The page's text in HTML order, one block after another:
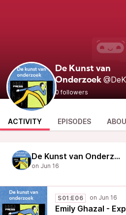
De Kunst van
Onderzoek
0 followers
ACTIVITY EPISODES
De Kunst van Onderzoek
S01:E06
Emily Ghazal -